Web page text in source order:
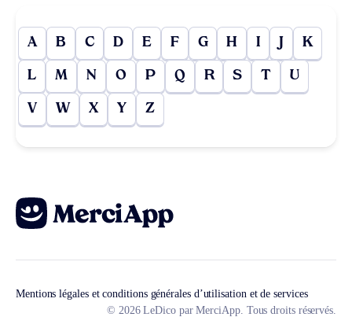
A B C D E F G H I J K
L M N O P Q R S T U
V W X Y Z
Mentions légales et conditions générales d’utilisation et de services
© 2026 LeDico par MerciApp. Tous droits réservés.